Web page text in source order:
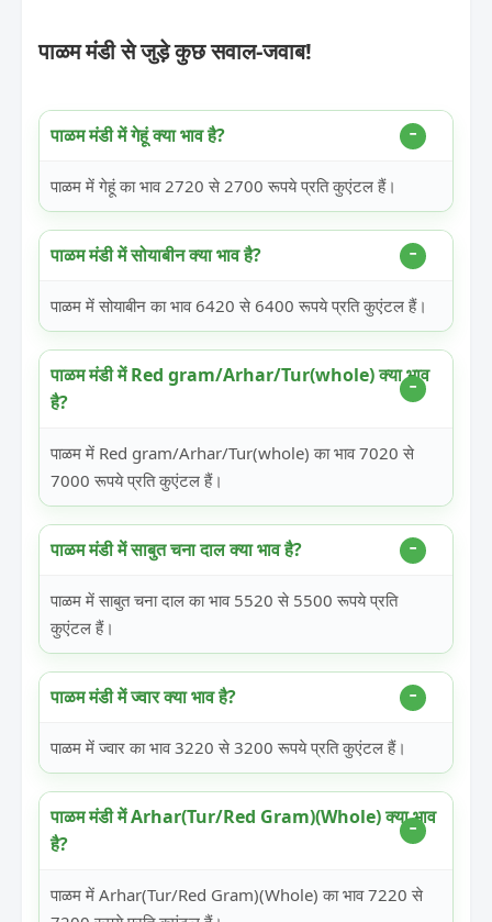
पाळम मंडी से जुड़े कुछ सवाल-जवाब!
पाळम मंडी में गेहूं क्या भाव है?
पाळम में गेहूं का भाव 2720 से 2700 रूपये प्रति कुएंटल हैं।
पाळम मंडी में सोयाबीन क्या भाव है?
पाळम में सोयाबीन का भाव 6420 से 6400 रूपये प्रति कुएंटल हैं।
पाळम मंडी में Red gram/Arhar/Tur(whole) क्या भाव
है?
पाळम में Red gram/Arhar/Tur(whole) का भाव 7020 से
7000 रूपये प्रति कुएंटल हैं।
पाळम मंडी में साबुत चना दाल क्या भाव है?
पाळम में साबुत चना दाल का भाव 5520 से 5500 रूपये प्रति
कुएंटल हैं।
पाळम मंडी में ज्वार क्या भाव है?
पाळम में ज्वार का भाव 3220 से 3200 रूपये प्रति कुएंटल हैं।
पाळम मंडी में Arhar(Tur/Red Gram)(Whole) क्या भाव
है?
पाळम में Arhar(Tur/Red Gram)(Whole) का भाव 7220 से